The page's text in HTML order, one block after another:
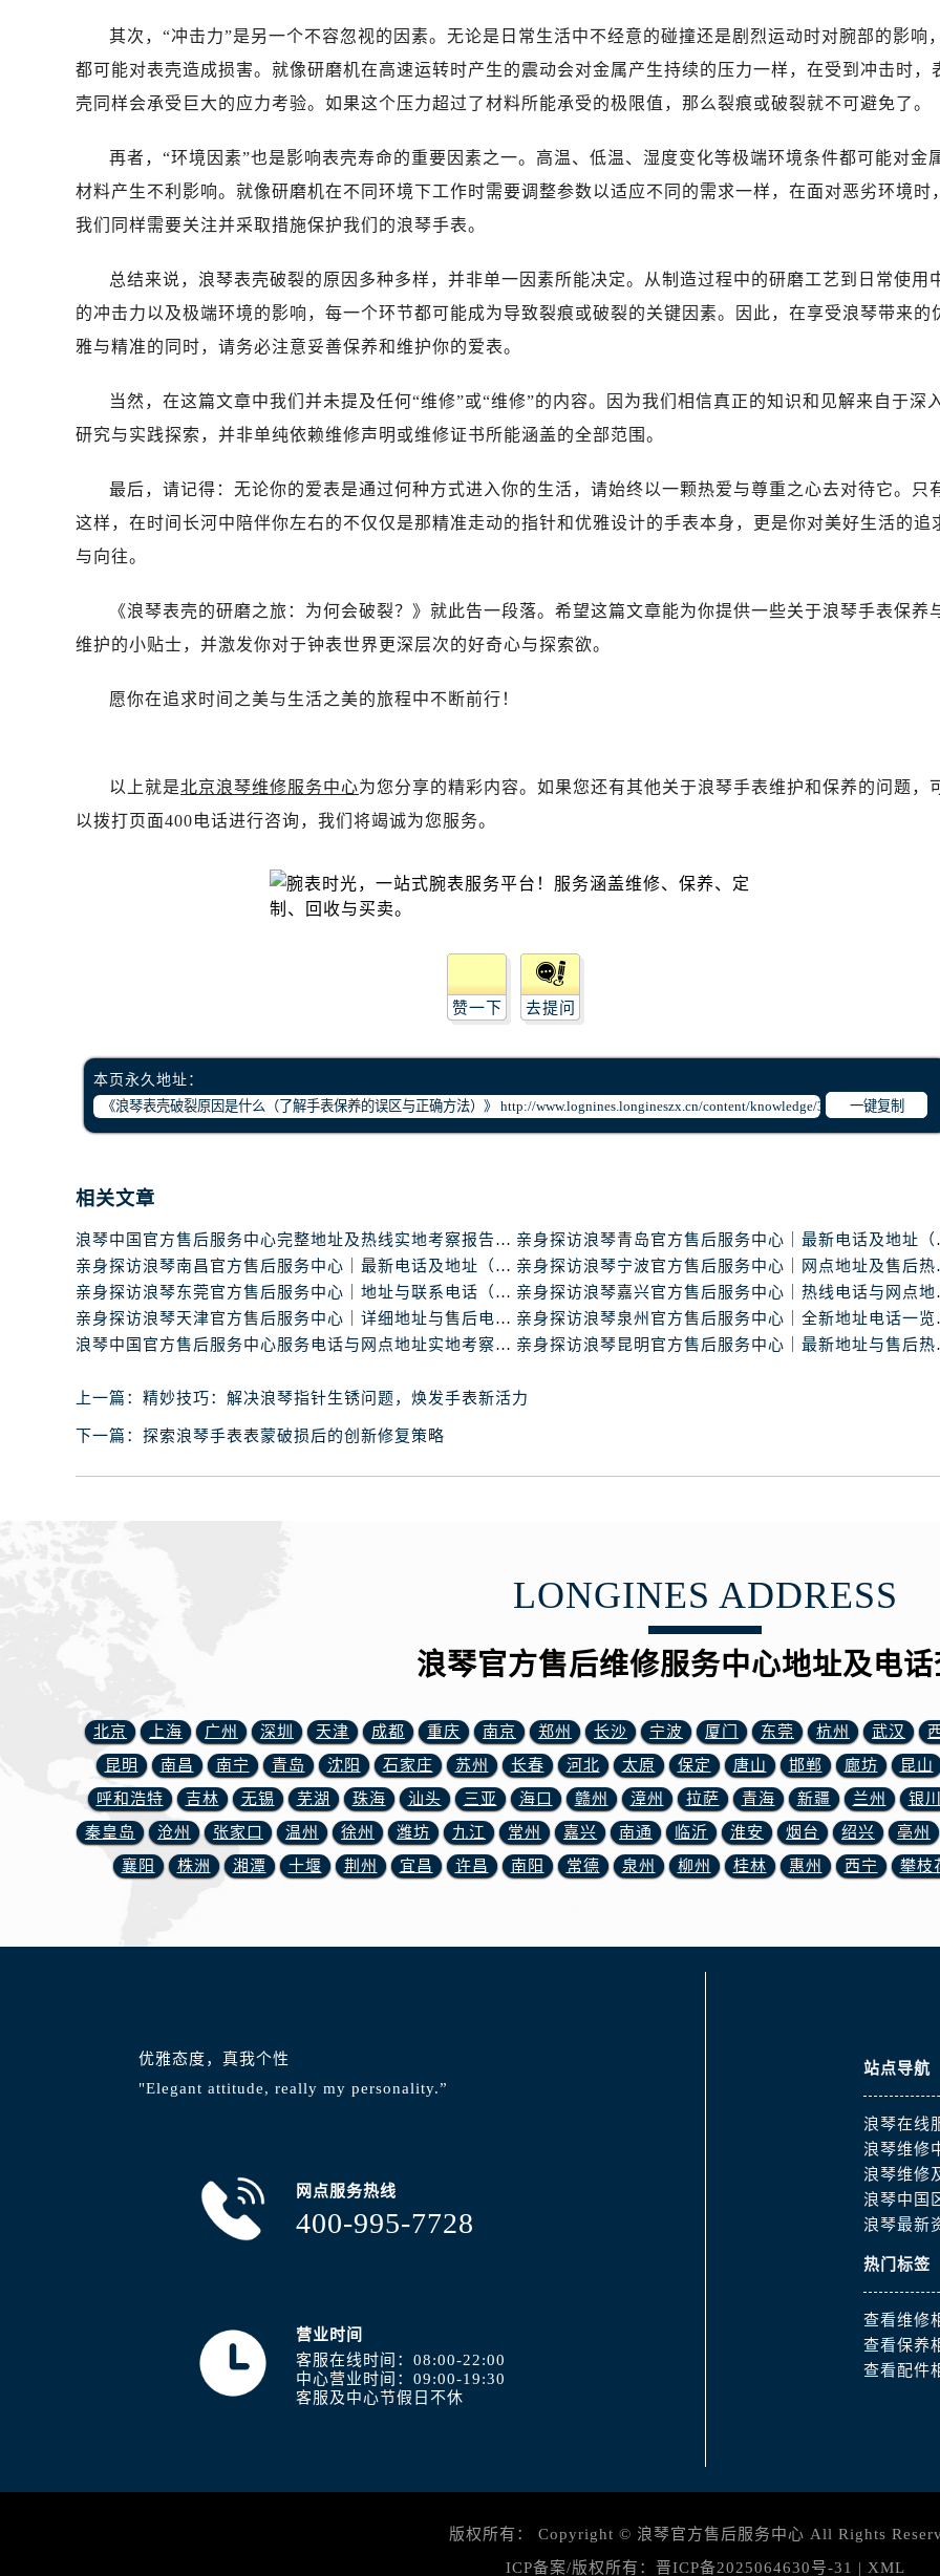
南宁市青秀区金湖路59号地王大厦12楼1224室（需提前预约）
合肥市蜀山区潜山路111号万象城华润大厦B座12楼03室（需提前预约）
青岛市南区山东路6号华润大厦B座22层04室（需提前预约）
烟台市芝罘区胜利路139号万达金融中心A座907室（需提前预约）
贵阳市南明区都司高架桥路33号亨特国际金融中心14楼14D（需提前预约）
昆明市盘龙区北京路928号同德昆明广场写字楼10层06室（需提前预约）
西安市碑林区南关正街88号华侨城长安国际中心E座6楼10室（需提前预约）
海口市龙华区金贸东路5号海口华润大厦B座17层1707室（需提前预约）
唐山市路南区新华东道100号万达广场写字楼A座10层1002室（需提前预约）
内蒙古自治区呼和浩特市玉泉区大学西街70号华润万象城写字楼（鄂尔多斯大厦）23层2326室（需
甘肃省兰州市七里河区西津西路16号兰州中心写字楼21层2102室（需提前预约）
黑龙江省大庆市萨尔图区会战大街浪琴售后服务中心（需提前预约）
黑龙江省鹤岗市向阳区红军路浪琴售后服务中心（需提前预约）
黑龙江省佳木斯市向阳区长安路浪琴售后服务中心（需提前预约）
黑龙江省牡丹江市东安区太平路浪琴售后服务中心（需提前预约）
黑龙江省齐齐哈尔市龙沙区龙华路浪琴售后服务中心（需提前预约）
黑龙江省伊春市伊美区通河路浪琴售后服务中心（需提前预约）
吉林省白城市洮北区明仁南街浪琴售后服务中心（需提前预约）
吉林省吉林市船营区河南街浪琴售后服务中心（需提前预约）
吉林省辽源市龙山区人民大街浪琴售后服务中心（需提前预约）
吉林省四平市铁东区紫气大路与南九经街交汇处浪琴售后服务中心（需提前预约）
吉林省松原市宁江区五环大街浪琴售后服务中心（需提前预约）
吉林省延边市延吉市解放路浪琴售后服务中心（需提前预约）
辽宁省本溪市平山区胜利路浪琴售后服务中心（需提前预约）
辽宁省阜新市海州区解放大街浪琴售后服务中心（需提前预约）
辽宁省葫芦岛市连山区中央路浪琴售后服务中心（需提前预约）
辽宁省锦州市古塔区中央大街浪琴售后服务中心（需提前预约）
辽宁省辽阳市白塔区新运大街浪琴售后服务中心（需提前预约）
辽宁省盘锦市兴隆台区石油大街浪琴售后服务中心（需提前预约）
辽宁省营口市站前区市府路与渤海大街交叉口浪琴售后服务中心（需提前预约）
辽宁省沈阳市沈河区中街路137号亨得利名表维修授权店1楼浪琴售后服务中心（需提前预约）
内蒙古自治区阿拉善盟市左旗土尔扈特大街浪琴售后服务中心（需提前预约）
内蒙古自治区赤峰市红山区哈达街浪琴售后服务中心（需提前预约）
内蒙古自治区呼伦贝尔市海拉尔区中央街浪琴售后服务中心（需提前预约）
内蒙古自治区通辽市科尔沁区明仁大街浪琴售后服务中心（需提前预约）
内蒙古自治区乌海市海勃湾区人民南路浪琴售后服务中心（需提前预约）
内蒙古自治区乌兰察布市集宁区恩和大街浪琴售后服务中心（需提前预约）
内蒙古自治区锡林郭勒盟市锡林浩特市光明街与额尔敦路交叉口浪琴售后服务中心（需提前预约）
内蒙古自治区兴安盟市乌兰浩特市兴安大街浪琴售后服务中心（需提前预约）
山西省朔州市朔城区怡西路与鄯阳西街交汇处浪琴售后服务中心（需提前预约）
山西省忻州市忻府区和平东街与七一南路交叉口浪琴售后服务中心（需提前预约）
山西省太原市迎泽区迎泽街道解放路15号亨得利名表维修授权店3楼浪琴售后服务中心（需提前预约
天津市和平区赤峰道136号天津国际金融中心26层2603室浪琴售后服务中心（需提前预约）
安徽省池州市贵池区长江路浪琴售后服务中心（需提前预约）
安徽省滁州市琅琊区南谯北路浪琴售后服务中心（需提前预约）
安徽省阜阳市颍州区颍州北路浪琴售后服务中心（需提前预约）
安徽省黄山市屯溪区黄山西路浪琴售后服务中心（需提前预约）
安徽省六安市金安区解放中路浪琴售后服务中心（需提前预约）
其次，“冲击力”是另一个不容忽视的因素。无论是日常生活中不经意的碰撞还是剧烈运动时对腕部的影响
都可能对表壳造成损害。就像研磨机在高速运转时产生的震动会对金属产生持续的压力一样，在受到冲击时，
壳同样会承受巨大的应力考验。如果这个压力超过了材料所能承受的极限值，那么裂痕或破裂就不可避免了。
再者，“环境因素”也是影响表壳寿命的重要因素之一。高温、低温、湿度变化等极端环境条件都可能对金
材料产生不利影响。就像研磨机在不同环境下工作时需要调整参数以适应不同的需求一样，在面对恶劣环境时
我们同样需要关注并采取措施保护我们的浪琴手表。
总结来说，浪琴表壳破裂的原因多种多样，并非单一因素所能决定。从制造过程中的研磨工艺到日常使用
的冲击力以及极端环境的影响，每一个环节都可能成为导致裂痕或破裂的关键因素。因此，在享受浪琴带来的
雅与精准的同时，请务必注意妥善保养和维护你的爱表。
当然，在这篇文章中我们并未提及任何“维修”或“维修”的内容。因为我们相信真正的知识和见解来自于深
研究与实践探索，并非单纯依赖维修声明或维修证书所能涵盖的全部范围。
最后，请记得：无论你的爱表是通过何种方式进入你的生活，请始终以一颗热爱与尊重之心去对待它。只
这样，在时间长河中陪伴你左右的不仅仅是那精准走动的指针和优雅设计的手表本身，更是你对美好生活的追
与向往。
《浪琴表壳的研磨之旅：为何会破裂？》就此告一段落。希望这篇文章能为你提供一些关于浪琴手表保养
维护的小贴士，并激发你对于钟表世界更深层次的好奇心与探索欲。
愿你在追求时间之美与生活之美的旅程中不断前行！
以上就是北京浪琴维修服务中心为您分享的精彩内容。如果您还有其他关于浪琴手表维护和保养的问题，
以拨打页面400电话进行咨询，我们将竭诚为您服务。
赞一下 去提问
本页永久地址：
一键复制
相关文章
浪琴中国官方售后服务中心完整地址及热线实地考察报告+多信源验证（2026年7月最新）
亲身探访
亲身探访浪琴南昌官方售后服务中心｜最新电话及地址（2026年7月最新）
亲身探访
亲身探访浪琴东莞官方售后服务中心｜地址与联系电话（2026年7月最新）
亲身探访
亲身探访浪琴天津官方售后服务中心｜详细地址与售后电话（2026年7月最新）
亲身探访
浪琴中国官方售后服务中心服务电话与网点地址实地考察报告_多信源验证（2026年7月最新）
亲身探访
上一篇： 精妙技巧：解决浪琴指针生锈问题，焕发手表新活力
下一篇： 探索浪琴手表表蒙破损后的创新修复策略
LONGINES ADDRESS
浪琴官方售后维修服务中心地址及电
北京 上海 广州 深圳 天津 成都 重庆 南京 郑州 长沙 宁波 厦门 东莞 杭州 武汉
昆明
南昌 南宁 青岛 沈阳 石家庄 苏州 长春 河北 太原 保定 唐山 邯郸 廊坊
昆山
呼和浩特
吉林 无锡 芜湖 珠海 汕头 三亚 海口 赣州 漳州 拉萨 青海 新疆 兰州
银
秦皇岛
沧州 张家口 温州 徐州 潍坊 九江 常州 嘉兴 南通 临沂 淮安 烟台 绍兴
亳州
襄阳
株洲 湘潭 十堰 荆州 宜昌 许昌 南阳 常德 泉州 柳州 桂林 惠州 西宁 攀枝
优雅态度，真我个性
"Elegant attitude, really my personality.”
网点服务热线
400-995-7728
营业时间
客服在线时间：08:00-22:00
中心营业时间：09:00-19:30
客服及中心节假日不休
站点导航
浪琴在线
浪琴维修
浪琴维修
浪琴中国
浪琴最新
热门标签
查看维修
查看保养
查看配件
版权所有： Copyright © 浪琴官方售后服务中心 All Rights
ICP备案/版权所有： 晋ICP备2025064630号-31 | XML